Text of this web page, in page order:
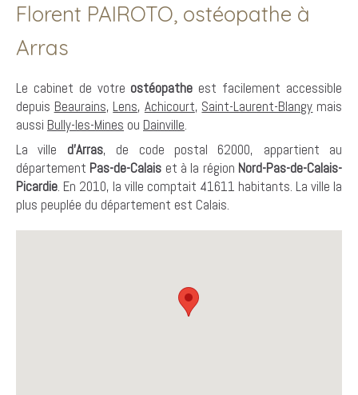
Florent PAIROTO, ostéopathe à
Arras
Le cabinet de votre ostéopathe est facilement accessible
depuis Beaurains, Lens, Achicourt, Saint-Laurent-Blangy mais
aussi Bully-les-Mines ou Dainville.
La ville d'Arras, de code postal 62000, appartient au
département Pas-de-Calais et à la région Nord-Pas-de-Calais-
Picardie. En 2010, la ville comptait 41611 habitants. La ville la
plus peuplée du département est Calais.